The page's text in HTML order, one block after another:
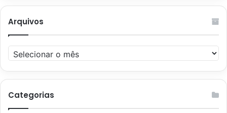
Arquivos
Arquivos
Categorias